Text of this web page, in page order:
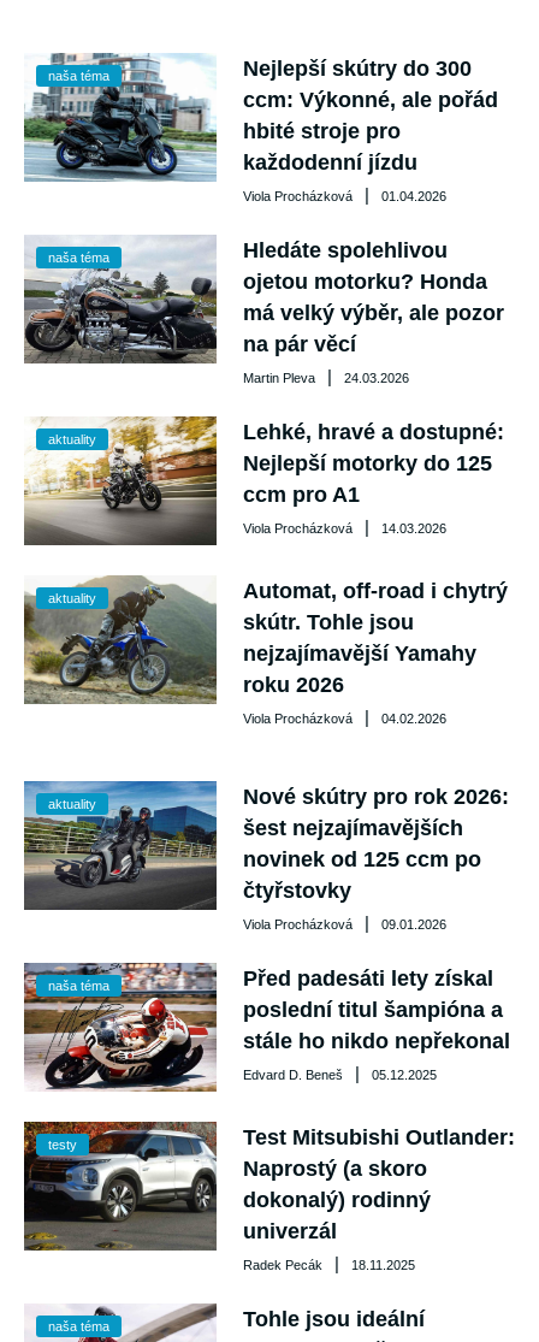
naša téma
Nejlepší skútry do 300
ccm: Výkonné, ale pořád
hbité stroje pro
každodenní jízdu
Viola Procházková | 01.04.2026
naša téma
Hledáte spolehlivou
ojetou motorku? Honda
má velký výběr, ale pozor
na pár věcí
Martin Pleva | 24.03.2026
aktuality
Lehké, hravé a dostupné:
Nejlepší motorky do 125
ccm pro A1
Viola Procházková | 14.03.2026
aktuality
Automat, off-road i chytrý
skútr. Tohle jsou
nejzajímavější Yamahy
roku 2026
Viola Procházková | 04.02.2026
aktuality
Nové skútry pro rok 2026:
šest nejzajímavějších
novinek od 125 ccm po
čtyřstovky
Viola Procházková | 09.01.2026
naša téma
Před padesáti lety získal
poslední titul šampióna a
stále ho nikdo nepřekonal
Edvard D. Beneš | 05.12.2025
testy
Test Mitsubishi Outlander:
Naprostý (a skoro
dokonalý) rodinný
univerzál
Radek Pecák | 18.11.2025
naša téma
Tohle jsou ideální